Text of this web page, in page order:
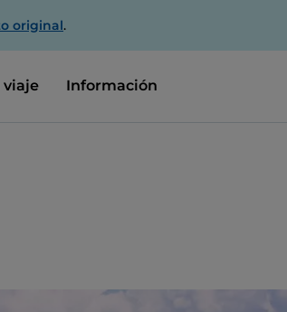
original.
viaje Información